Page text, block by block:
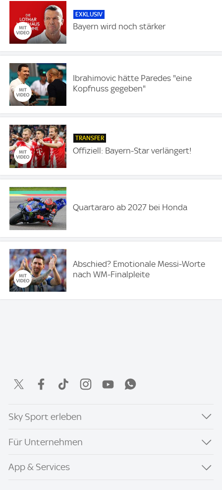
EXKLUSIV
Bayern wird noch stärker
Ibrahimovic hätte Paredes "eine
Kopfnuss gegeben"
TRANSFER
Offiziell: Bayern-Star verlängert!
Quartararo ab 2027 bei Honda
Abschied? Emotionale Messi-Worte
nach WM-Finalpleite
Sky Sport erleben
Für Unternehmen
App & Services